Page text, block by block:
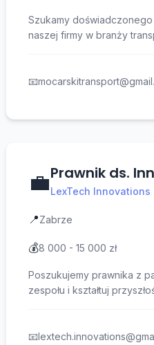
Szukamy
naszej firmy w branży
📧
💼Prawnik ds.
LexTech Innovations
📍Zabrze
💰8 000 - 15 000 zł
Poszukujemy prawnika z
zespołu i kształtuj
📧